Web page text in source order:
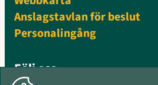
Anslagstavlan för beslut
Personalingång
Följ oss